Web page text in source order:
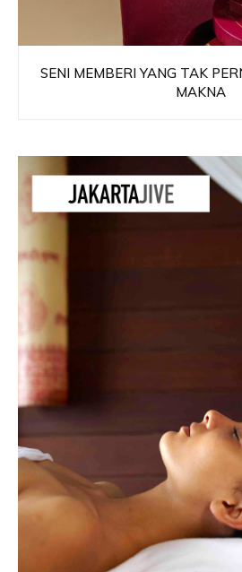
SENI MEMBERI YANG TAK
MAKNA